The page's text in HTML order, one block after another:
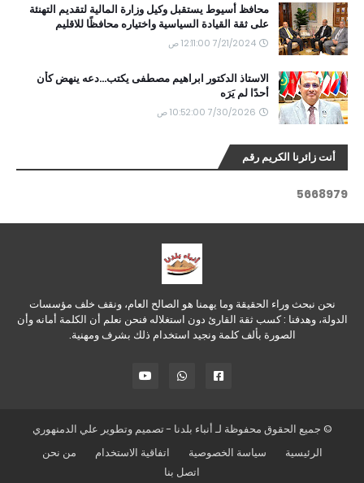
محافظ أسيوط يستقبل وكيل وزارة المالية لتقديم التهنئة
على ثقة القيادة السياسية واختياره محافظًا للاقليم
7/21/2024 12:11:00 ص
الاستاذ الدكتور ابراهيم مصطفى يكتب...دعه ينهض كأن
أحدًا لم يَرَه
7/30/2026 10:52:00 ص
أنت زائرنا الكريم رقم
5668979
نحن نبحث وراء الحقيقة وما يهمنا هو الصالح العام، ونقف خلف مؤسسات
الدولة، وهدفنا : كسب ثقة القارئ دون استغلاله فنحن نعلم أن الكلمة أمانه وأن
الصورة بألف كلمة ونجيد استخدام ذلك بشرف ومهنية.
© جميع الحقوق محفوظة لـ أنباء بلدنا - تصميم وتطوير علي الدمنهوري
الرئيسية
سياسة الخصوصية اتفاقية الاستخدام
من نحن
اتصل بنا